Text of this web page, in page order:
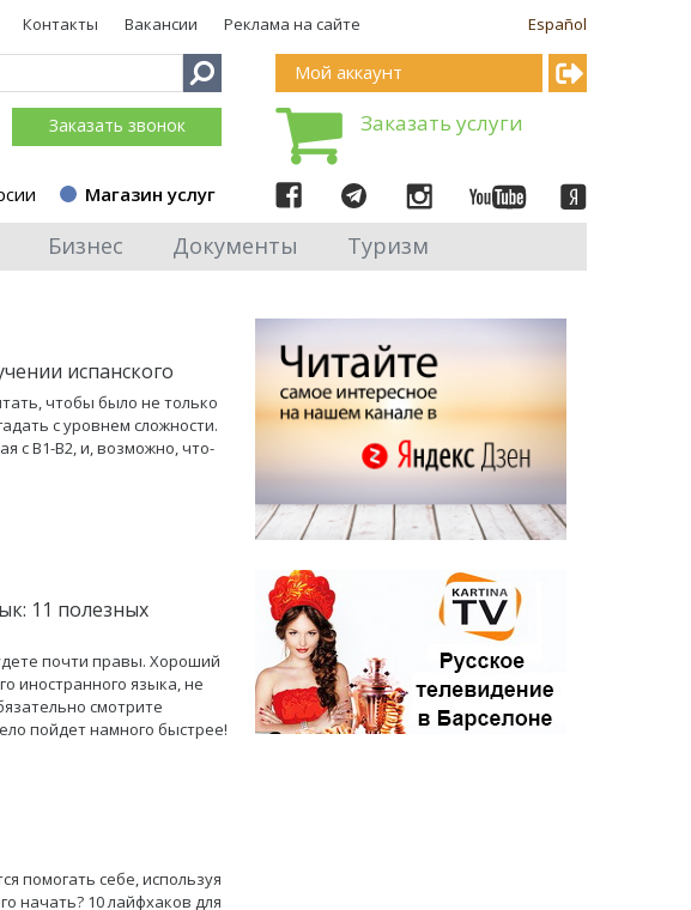
Español
Контакты Вакансии Реклама на сайте
Заказать звонок
Магазин услуг
Мой аккаунт
Заказать услуги
Бизнес Документы Туризм
испанского
чтобы было не только
с уровнем сложности.
с В1-В2, и, возможно, что-
11 полезных
почти правы. Хороший
иностранного языка, не
смотрите
пойдет намного быстрее!
помогать себе, используя
начать? 10 лайфхаков для